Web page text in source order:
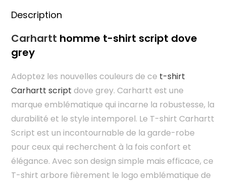
Description
Carhartt homme t-shirt script dove
grey
Adoptez les nouvelles couleurs de ce t-shirt
Carhartt script dove grey. Carhartt est une
marque emblématique qui incarne la robustesse, la
durabilité et le style intemporel. Le T-shirt Carhartt
Script est un incontournable de la garde-robe
pour ceux qui recherchent à la fois confort et
élégance. Avec son design simple mais efficace, ce
T-shirt arbore fièrement le logo emblématique de